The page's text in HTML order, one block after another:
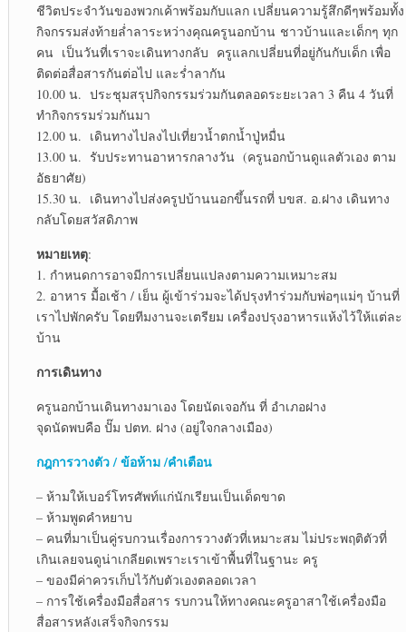
ชีวิตประจำวันของพวกเค้าพร้อมกับแลก เปลี่ยนความรู้สึกดีๆพร้อมทั้ง
กิจกรรมส่งท้ายล่ำลาระหว่างคุณครูนอกบ้าน ชาวบ้านและเด็กๆ ทุก
คน เป็นวันที่เราจะเดินทางกลับ ครูแลกเปลี่ยนที่อยู่กันกับเด็ก เพื่อ
ติดต่อสื่อสารกันต่อไป และร่ำลากัน
10.00 น. ประชุมสรุปกิจกรรมร่วมกันตลอดระยะเวลา 3 คืน 4 วันที่
ทำกิจกรรมร่วมกันมา
12.00 น. เดินทางไปลงไปเที่ยวน้ำตกน้ำปู่หมื่น
13.00 น. รับประทานอาหารกลางวัน (ครูนอกบ้านดูแลตัวเอง ตาม
อัธยาศัย)
15.30 น. เดินทางไปส่งครูปบ้านนอกขึ้นรถที่ บขส. อ.ฝาง เดินทาง
กลับโดยสวัสดิภาพ
หมายเหตุ:
1. กำหนดการอาจมีการเปลี่ยนแปลงตามความเหมาะสม
2. อาหาร มื้อเช้า / เย็น ผู้เข้าร่วมจะได้ปรุงทำร่วมกับพ่อๆแม่ๆ บ้านที่
เราไปพักครับ โดยทีมงานจะเตรียม เครื่องปรุงอาหารแห้งไว้ให้แต่ละ
บ้าน
การเดินทาง
ครูนอกบ้านเดินทางมาเอง โดยนัดเจอกัน ที่ อำเภอฝาง
จุดนัดพบคือ ปั๊ม ปตท. ฝาง (อยู่ใจกลางเมือง)
กฎการวางตัว / ข้อห้าม /คำเตือน
– ห้ามให้เบอร์โทรศัพท์แก่นักเรียนเป็นเด็ดขาด
– ห้ามพูดคำหยาบ
– คนที่มาเป็นคู่รบกวนเรื่องการวางตัวที่เหมาะสม ไม่ประพฤติตัวที่
เกินเลยจนดูน่าเกลียดเพราะเราเข้าพื้นที่ในฐานะ ครู
– ของมีค่าควรเก็บไว้กับตัวเองตลอดเวลา
– การใช้เครื่องมือสื่อสาร รบกวนให้ทางคณะครูอาสาใช้เครื่องมือ
สื่อสารหลังเสร็จกิจกรรม